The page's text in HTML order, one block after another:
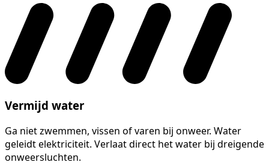
Vermijd water
Ga niet zwemmen, vissen of varen bij onweer. Water
geleidt elektriciteit. Verlaat direct het water bij dreigende
onweersluchten.